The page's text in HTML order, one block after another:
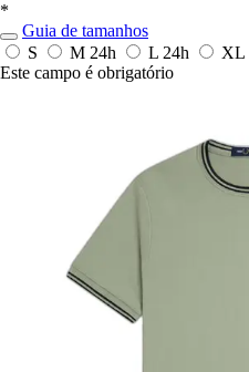
*
Guia de tamanhos
S
M 24h L 24h XL
Este campo é obrigatório